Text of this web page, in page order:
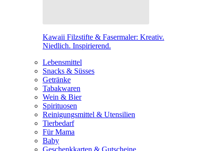
Kawaii Filzstifte & Fasermaler: Kreativ.
Niedlich. Inspirierend.
Lebensmittel
Snacks & Süsses
Getränke
Tabakwaren
Wein & Bier
Spirituosen
Reinigungsmittel & Utensilien
Tierbedarf
Für Mama
Baby
Geschenkkarten & Gutscheine